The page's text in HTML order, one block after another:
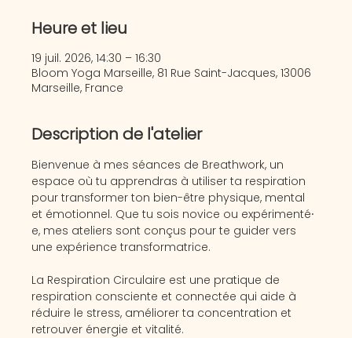
Heure et lieu
19 juil. 2026, 14:30 – 16:30
Bloom Yoga Marseille, 81 Rue Saint-Jacques, 13006
Marseille, France
Description de l'atelier
Bienvenue à mes séances de Breathwork, un
espace où tu apprendras à utiliser ta respiration
pour transformer ton bien-être physique, mental
et émotionnel. Que tu sois novice ou expérimenté⸱
e, mes ateliers sont conçus pour te guider vers
une expérience transformatrice.
La Respiration Circulaire est une pratique de
respiration consciente et connectée qui aide à
réduire le stress, améliorer ta concentration et
retrouver énergie et vitalité.